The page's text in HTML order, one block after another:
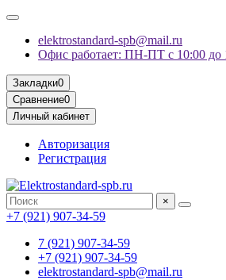
elektrostandard-spb@mail.ru
Офис работает: ПН-ПТ с 10:00 до
Закладки0
Сравнение0
Личный кабинет
Авторизация
Регистрация
×
+7 (921) 907-34-59
7 (921) 907-34-59
+7 (921) 907-34-59
elektrostandard-spb@mail.ru